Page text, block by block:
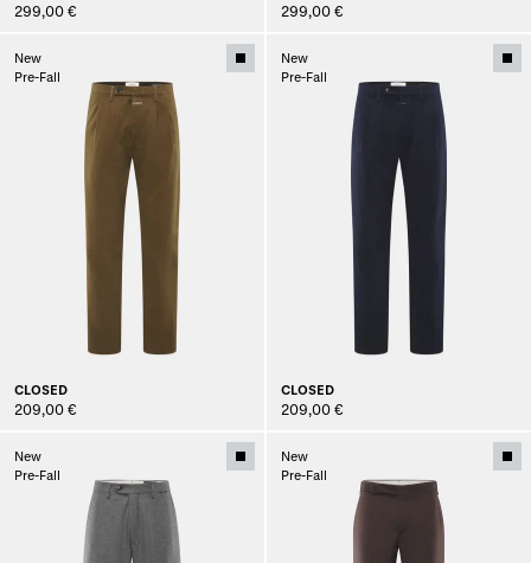
299,00 € 299,00 €
New
Pre-Fall
CLOSED
209,00 €
New
Pre-Fall
CLOSED
209,00 €
New
Pre-Fall
New
Pre-Fall